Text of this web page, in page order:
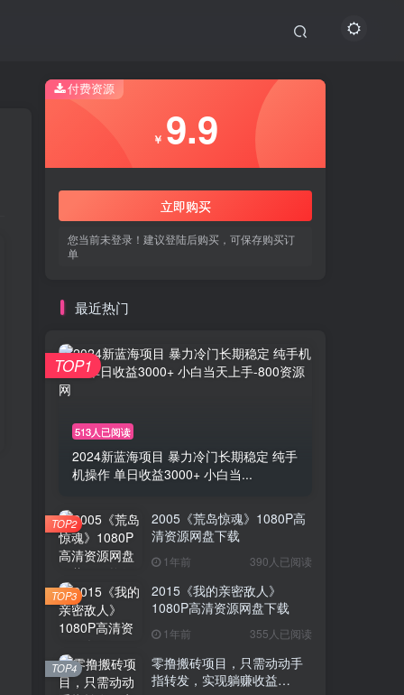
付费资源
￥ 9.9
立即购买
您当前未登录！建议登陆后购买，可保存购买订
单
最近热门
513人已阅读
2024新蓝海项目 暴力冷门长期稳定 纯手
机操作 单日收益3000+ 小白当...
TOP1
2005《荒岛惊魂》1080P高
清资源网盘下载
1年前 390人已阅读
TOP2
2015《我的亲密敌人》
1080P高清资源网盘下载
1年前 355人已阅读
TOP3
零撸搬砖项目，只需动动手
指转发，实现躺赚收益
TOP4